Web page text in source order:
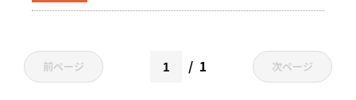
前ページ 1 次ページ